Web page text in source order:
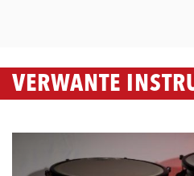
VERWANTE